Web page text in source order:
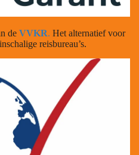
de VVKR. Het alternatief voor
reisbureau’s.